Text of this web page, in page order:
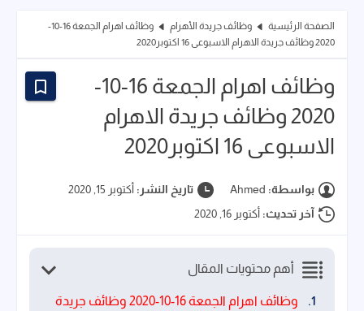
الصفحة الرئيسية وظائف جريدة الأهرام
وظائف اهرام الجمعة 16-10-
2020 وظائف جريدة الاهرام الاسبوعى 16 اكتوبر2020
وظائف اهرام الجمعة 16-10-
2020 وظائف جريدة الاهرام
الاسبوعى 16 اكتوبر2020
بواسطة: Ahmed تاريخ النشر: أكتوبر 15, 2020
آخر تحديث: أكتوبر 16, 2020
أهم محتويات المقال
وظائف اهرام الجمعة 16-10-2020 وظائف جريدة